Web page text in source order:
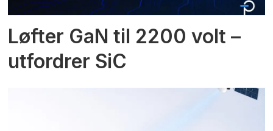
Løfter GaN til 2200 volt –
utfordrer SiC